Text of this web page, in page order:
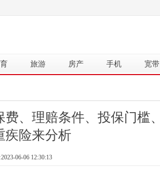
旅游 房产 手机 宽带
、理赔条件、投保门槛、
疾险来分析
2023-06-06 12:30:13